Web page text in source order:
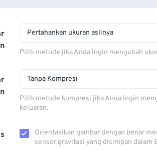
Pertahankan ukuran aslinya
Pilih metode jika Anda ingin mengubah
Tanpa Kompresi
Pilih metode kompresi jika Anda ingin
keluaran.
Orientasikan gambar dengan benar
sensor gravitasi yang disimpan dalam